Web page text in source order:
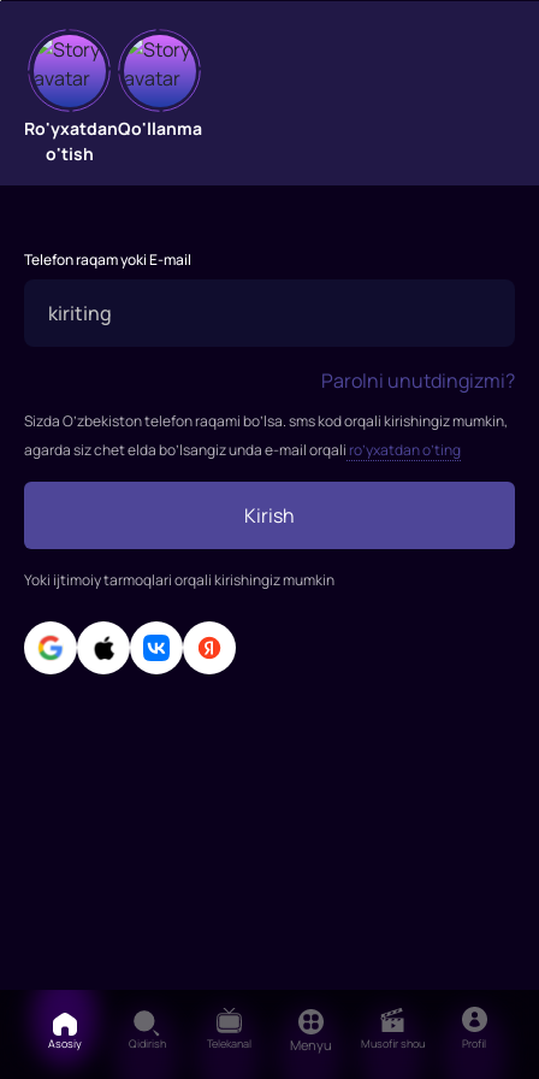
G'urur
G'urur
Ro'yxatdan
o'tish
Qo'llanma
Telefon raqam yoki E-mail
Parolni unutdingizmi?
Sizda O’zbekiston telefon raqami bo’lsa. sms kod orqali kirishingiz mumkin,
agarda siz chet elda bo’lsangiz unda e-mail orqali ro’yxatdan o’ting
Kirish
Yoki ijtimoiy tarmoqlari orqali kirishingiz mumkin
Asosiy Qidirish Telekanal Menyu Musofir shou Profil